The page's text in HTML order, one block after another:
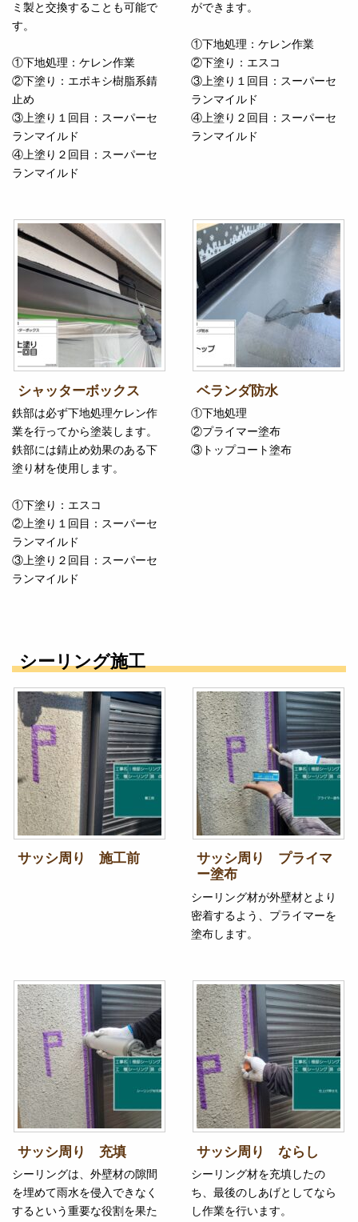
ミ製と交換することも可能で
す。
①下地処理：ケレン作業
②下塗り：エポキシ樹脂系錆
止め
③上塗り１回目：スーパーセ
ランマイルド
④上塗り２回目：スーパーセ
ランマイルド
ができます。
①下地処理：ケレン作業
②下塗り：エスコ
③上塗り１回目：スーパーセ
ランマイルド
④上塗り２回目：スーパーセ
ランマイルド
シャッターボックス
鉄部は必ず下地処理ケレン作
業を行ってから塗装します。
鉄部には錆止め効果のある下
塗り材を使用します。
①下塗り：エスコ
②上塗り１回目：スーパーセ
ランマイルド
③上塗り２回目：スーパーセ
ランマイルド
ベランダ防水
①下地処理
②プライマー塗布
③トップコート塗布
シーリング施工
サッシ周り 施工前
サッシ周り プライマ
ー塗布
シーリング材が外壁材とより
密着するよう、プライマーを
塗布します。
サッシ周り 充填
シーリングは、外壁材の隙間
を埋めて雨水を侵入できなく
するという重要な役割を果た
サッシ周り ならし
シーリング材を充填したの
ち、最後のしあげとしてなら
し作業を行います。